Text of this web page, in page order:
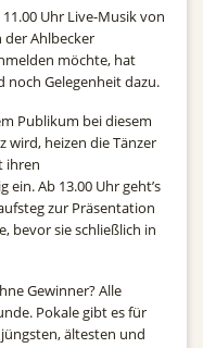
Uhr Live-Musik von
der Ahlbecker
möchte, hat
noch Gelegenheit dazu.
Publikum bei diesem
wird, heizen die Tänzer
ihren
Ab 13.00 Uhr geht’s
zur Präsentation
bevor sie schließlich in
Gewinner? Alle
Pokale gibt es für
ältesten und